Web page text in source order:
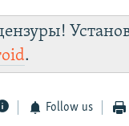
.
Follow us